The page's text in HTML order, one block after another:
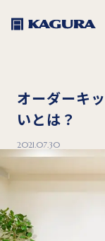
オーダーキ
いとは？
2021.07.30